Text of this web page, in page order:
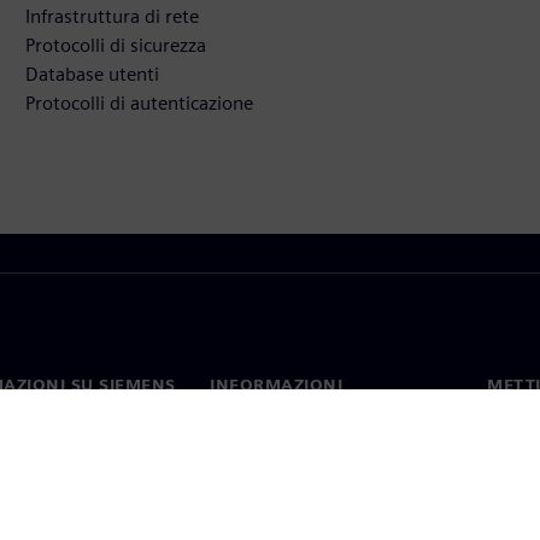
Infrastruttura di rete
Protocolli di sicurezza
Database utenti
Protocolli di autenticazione
SU SIEMENS
INFORMAZIONI